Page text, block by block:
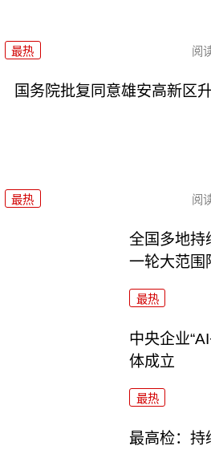
最热 阅
国务院批复同意雄安高新区
最热 阅
全国多地持
一轮大范围
最热
中央企业
体成立
最热
最高检：持